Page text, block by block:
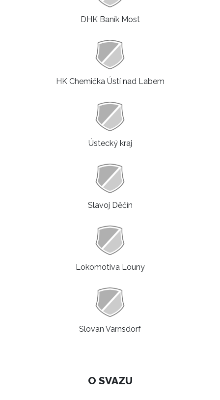
DHK Baník Most
HK Chemička Ústí nad Labem
Ústecký kraj
Slavoj Děčín
Lokomotiva Louny
Slovan Varnsdorf
O SVAZU